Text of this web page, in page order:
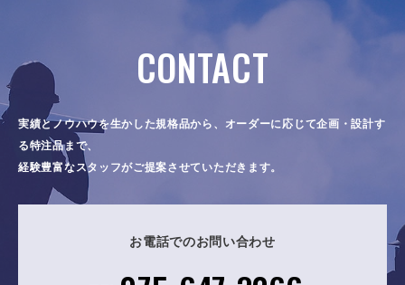
CONTACT
実績とノウハウを生かした規格品から、オーダーに応じて企画・設計す
る特注品まで、
経験豊富なスタッフがご提案させていただきます。
お電話でのお問い合わせ